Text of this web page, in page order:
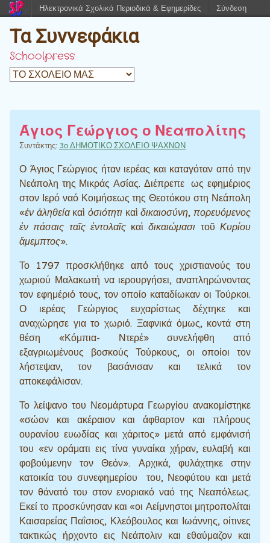
Τα Συννεφάκια
Schoolpress
Άγιος Γεώργιος ο Νεαπολίτης
Συντάκτης: 3ο ΔΗΜΟΤΙΚΟ ΣΧΟΛΕΙΟ ΨΑΧΝΩΝ
Ο Άγιος Γεώργιος ήταν ιερέας και καταγόταν από την
Νεάπολη της Μικράς Ασίας. Διέπρεπε ως εφημέριος
στον Ιερό ναό Κοιμήσεως της Θεοτόκου στη Νεάπολη
«ἐν ἀληθείακαὶὀσιότητι καὶδικαιοσύνη,πορευόμενος
ἐν πάσαις ταῖς ἐντολαῖςκαὶδικαιώμασι τοῦΚυρίου
ἄμεμπτος».
Το 1797 προσκλήθηκε από τους χριστιανούς του
χωριού Μαλακωτή να ιερουργήσει, αναπληρώνοντας
τον εφημέριό τους, τον οποίο καταδίωκαν οι Τούρκοι.
Ο ιερέας Γεώργιος ευχαρίστως δέχτηκε και
αναχώρησε για το χωριό. Ξαφνικά όμως, κοντά στη
θέση «Κόμπια- Ντερέ» συνελήφθη από
εξαγριωμένους βοσκούς Τούρκους, οι οποίοι τον
λήστεψαν, τον βασάνισαν και τελικά τον
αποκεφάλισαν.
Το λείψανο του Νεομάρτυρα Γεωργίου ανακομίστηκε
«σώον και ακέραιον και άφθαρτον και πλήρους
ουρανίου ευωδίας και χάριτος» μετά από εμφάνισή
του «εν οράματι εις τίνα γυναίκα χήραν, ευλαβή και
φοβούμενην τον Θεόν». Αρχικά, φυλάχτηκε στην
κατοικία του συνεφημερίου του, Νεοφύτου και μετά
τον θάνατό του στον ενοριακό ναό της Νεαπόλεως.
Εκεί το προσκύνησαν και «οι Αείμνηστοι μητροπολίται
Καισαρείας Παΐσιος, Κλεόβουλος και Ιωάννης, οίτινες
τακτικώς ήρχοντο εις Νεάπολιν και εθαύμαζον και
Ηλεκτρονικά Σχολικά Περιοδικά & Εφημερίδες Σύνδεση